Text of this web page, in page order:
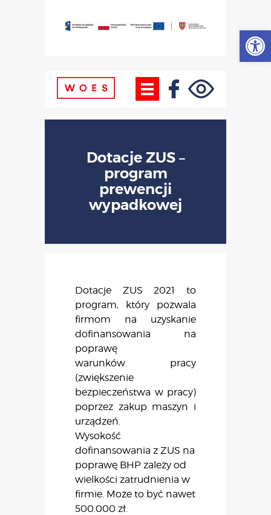
Dotacje ZUS –
program
prewencji
wypadkowej
Dotacje ZUS 2021 to
program, który pozwala
firmom na uzyskanie
dofinansowania na
poprawę
warunków pracy
(zwiększenie
bezpieczeństwa w pracy)
poprzez zakup maszyn i
urządzeń.
Wysokość
dofinansowania z ZUS na
poprawę BHP zależy od
wielkości zatrudnienia w
firmie. Może to być nawet
500.000 zł.